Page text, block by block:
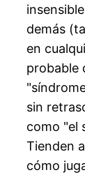
demás
en
probable
sin
como "el
Tienden
cómo